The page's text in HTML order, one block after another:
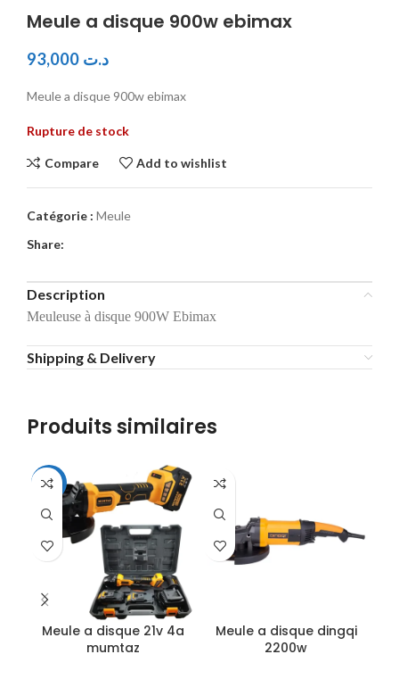
Meule a disque 900w ebimax
د.ت
Meule a disque 900w ebimax
Rupture de stock
Compare Add to wishlist
Catégorie : Meule
Share:
Description
Meuleuse à disque 900W Ebimax
Shipping & Delivery
Produits similaires
-34%
Meule a disque 21v 4a
mumtaz
Meule a disque dingqi
2200w